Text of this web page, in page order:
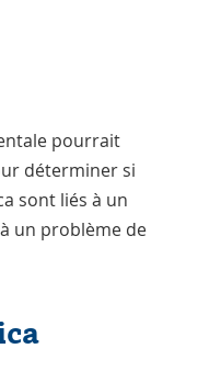
pourrait
déterminer si
sont liés à un
un problème de